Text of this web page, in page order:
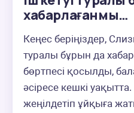
хабарлағанмы…
Кеңес беріңіздер,
туралы бұрын да
бөртпесі қосылды,
әсіресе кешкі
жеңілдетіп ұйқыға